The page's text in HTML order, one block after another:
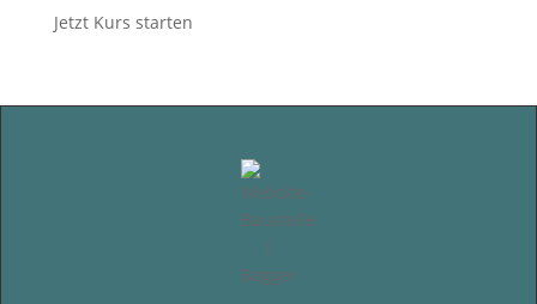
Jetzt Kurs starten